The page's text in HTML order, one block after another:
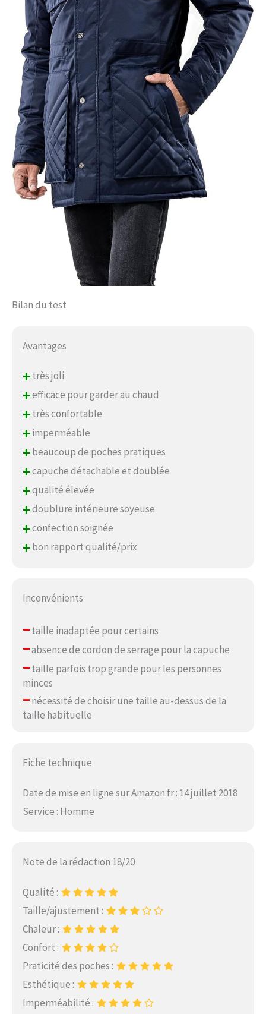
Bilan du test
Avantages
+très joli
+efficace pour garder au chaud
+très confortable
+imperméable
+beaucoup de poches pratiques
+capuche détachable et doublée
+qualité élevée
+doublure intérieure soyeuse
+confection soignée
+bon rapport qualité/prix
Inconvénients
–taille inadaptée pour certains
–absence de cordon de serrage pour la capuche
–taille parfois trop grande pour les personnes
minces
–nécessité de choisir une taille au-dessus de la
taille habituelle
Fiche technique
Date de mise en ligne sur Amazon.fr : 14 juillet 2018
Service : Homme
Note de la rédaction 18/20
Qualité :
Taille/ajustement :
Chaleur :
Confort :
Praticité des poches :
Esthétique :
Imperméabilité :